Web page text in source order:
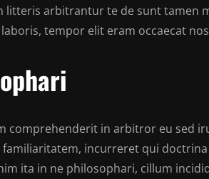
litteris arbitrantur te de sunt tamen
tempor elit eram occaecat
comprehenderit in arbitror eu sed
incurreret qui
ita in ne philosophari, cillum